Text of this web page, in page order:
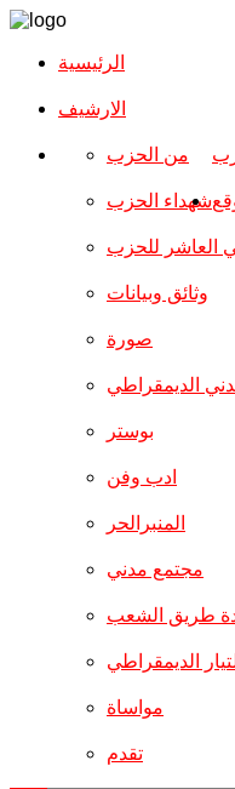
الرئيسية
الارشیف
من الحزب
شهداء الحزب
العاشر للحزب
وثائق وبيانات
صورة
الديمقراطي
بوستر
ادب وفن
المنبرالحر
مجتمع مدني
طريق الشعب
الديمقراطي
مواساة
تقدم